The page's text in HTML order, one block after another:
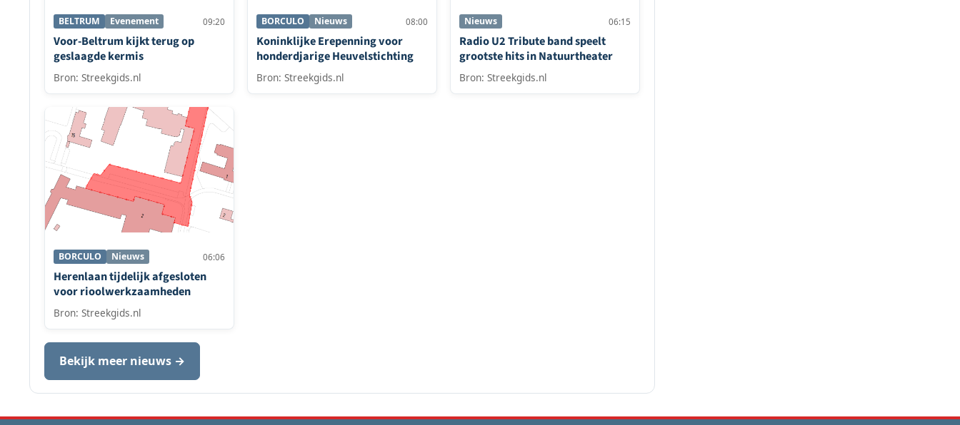
BELTRUM Evenement 09:20
Voor-Beltrum kijkt terug op
geslaagde kermis
Bron: Streekgids.nl
BORCULO Nieuws 08:00
Koninklijke Erepenning voor
honderdjarige Heuvelstichting
Bron: Streekgids.nl
Nieuws 06:15
Radio U2 Tribute band speelt
grootste hits in Natuurtheater
Bron: Streekgids.nl
BORCULO Nieuws 06:06
Herenlaan tijdelijk afgesloten
voor rioolwerkzaamheden
Bron: Streekgids.nl
Bekijk meer nieuws →